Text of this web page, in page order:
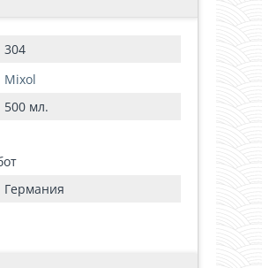
304
Mixol
500 мл.
Германия